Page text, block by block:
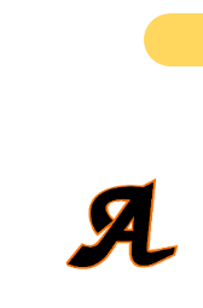
第12回
第10回
第9回